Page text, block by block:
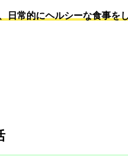
日常的にヘルシーな食事を